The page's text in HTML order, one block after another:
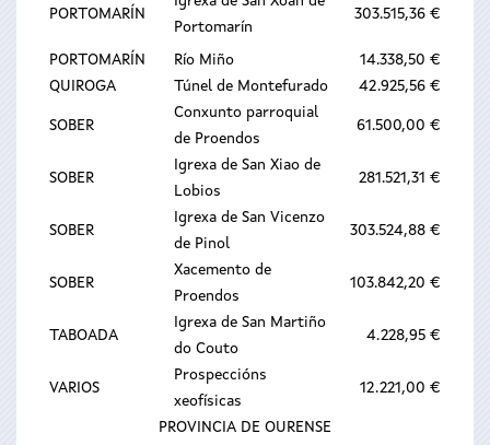
PORTOMARÍN
Portomarín
303.515,36 €
PORTOMARÍN Río Miño
14.338,50 €
QUIROGA
Túnel de Montefurado 42.925,56 €
SOBER
Conxunto parroquial
de Proendos
61.500,00 €
SOBER
Igrexa de San Xiao de
Lobios
281.521,31 €
SOBER
Igrexa de San Vicenzo
de Pinol
303.524,88 €
SOBER
Xacemento de
Proendos
103.842,20 €
TABOADA
Igrexa de San Martiño
do Couto
4.228,95 €
VARIOS
Prospeccións
xeofísicas
12.221,00 €
PROVINCIA DE OURENSE